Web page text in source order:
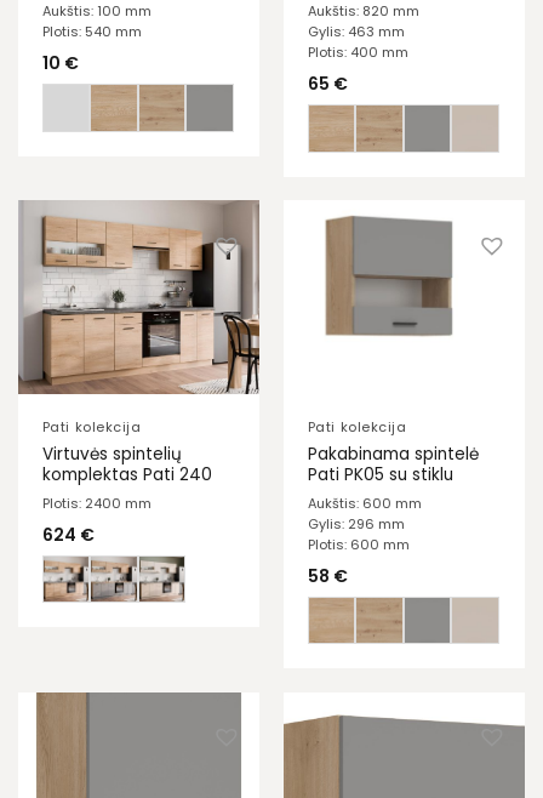
Aukštis: 100 mm
Plotis: 540 mm
10 €
Aukštis: 820 mm
Gylis: 463 mm
Plotis: 400 mm
65 €
Pati kolekcija
Virtuvės spintelių
komplektas Pati 240
Plotis: 2400 mm
624 €
Pati kolekcija
Pakabinama spintelė
Pati PK05 su stiklu
Aukštis: 600 mm
Gylis: 296 mm
Plotis: 600 mm
58 €